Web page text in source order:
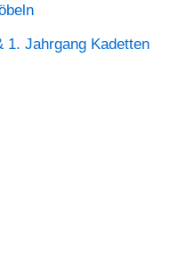
1. Jahrgang Kadetten